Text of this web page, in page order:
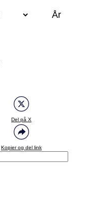
Del på X
Kopier og del link